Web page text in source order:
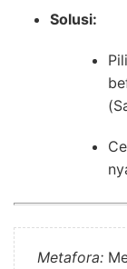
Solusi:
Metafora: